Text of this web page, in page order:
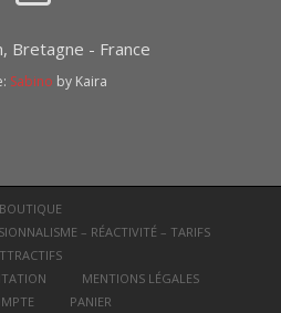
Bretagne - France
Sabino by Kaira
BOUTIQUE
– RÉACTIVITÉ – TARIFS
MENTIONS LÉGALES
PANIER